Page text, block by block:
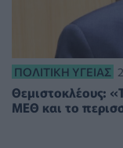
ΠΟΛΙΤΙΚΉ ΥΓΕΊΑΣ
Θεμιστοκλέους:
ΜΕΘ και το